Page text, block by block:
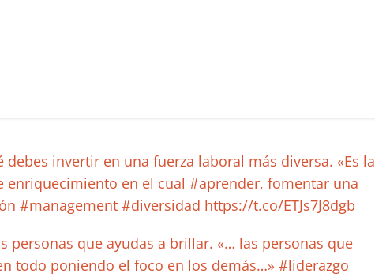
debes invertir en una fuerza laboral más diversa. «Es la
enriquecimiento en el cual #aprender, fomentar una
#management #diversidad https://t.co/ETJs7J8dgb
personas que ayudas a brillar. «… las personas que
todo poniendo el foco en los demás…» #liderazgo